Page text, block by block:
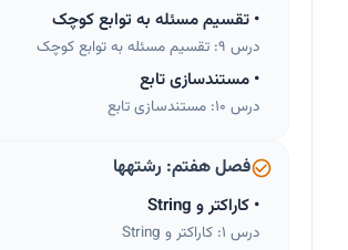
• تقسیم مسئله به توابع کوچک
درس 9: تقسیم مسئله به توابع کوچک
• مستندسازی تابع
درس 10: مستندسازی تابع
فصل هفتم: رشتهها
• کاراکتر و String
درس 1: کاراکتر و String